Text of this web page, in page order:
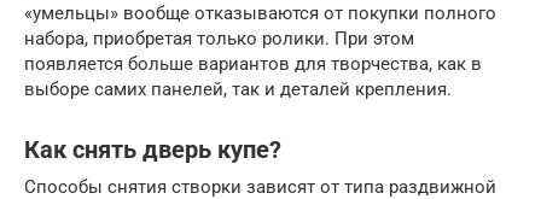
«умельцы» вообще отказываются от покупки полного
набора, приобретая только ролики. При этом
появляется больше вариантов для творчества, как в
выборе самих панелей, так и деталей крепления.
Как снять дверь купе?
Способы снятия створки зависят от типа раздвижной